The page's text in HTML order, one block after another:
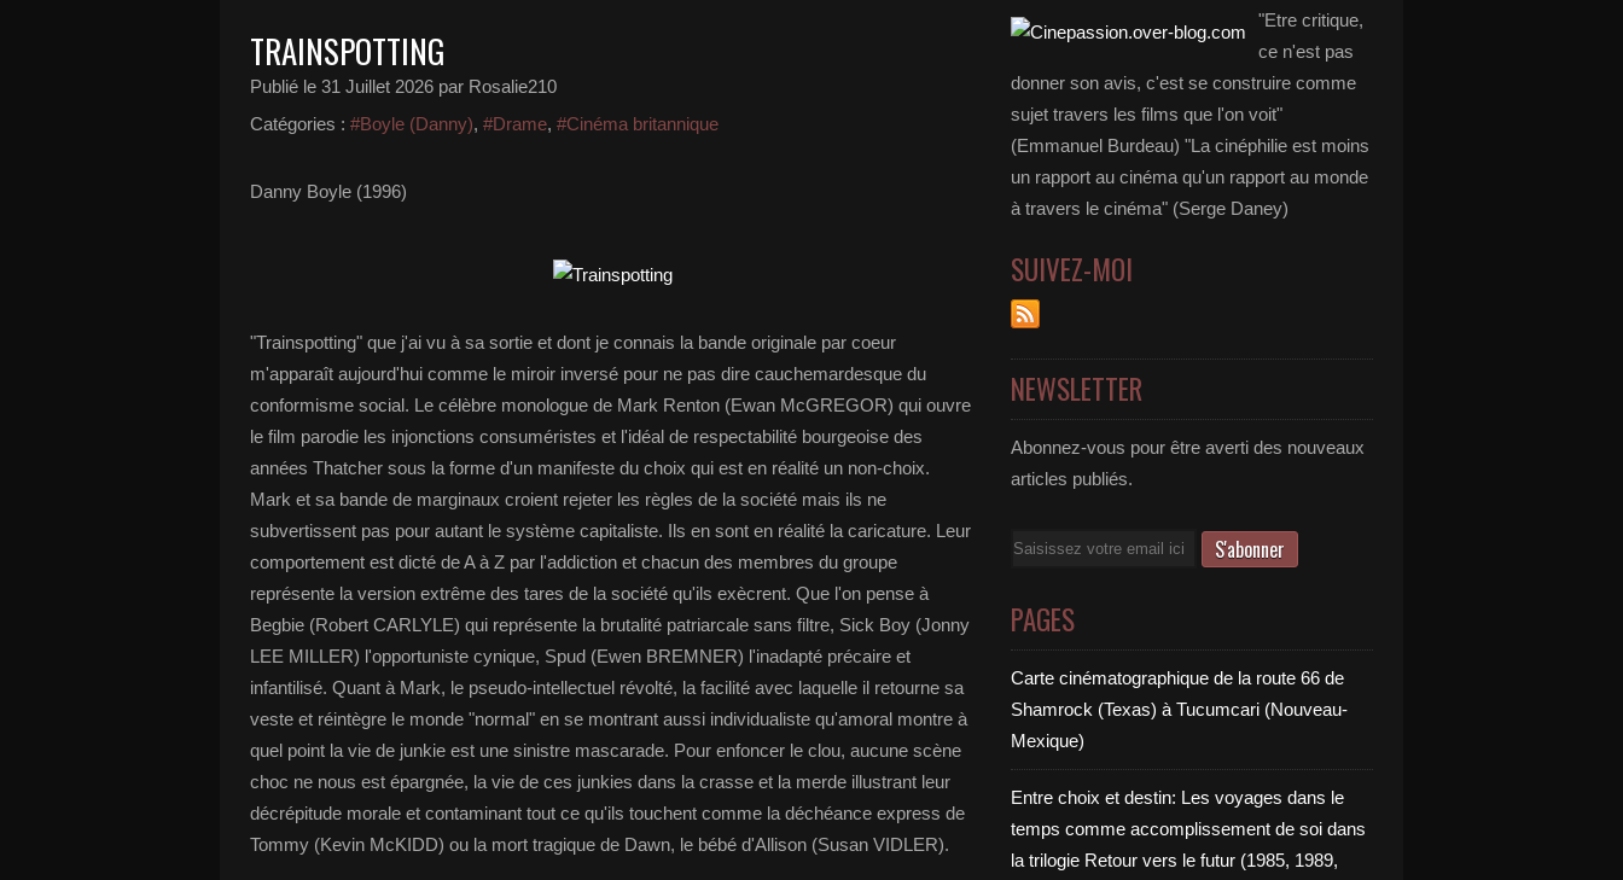
TRAINSPOTTING
Publié le 31 Juillet 2026 par Rosalie210
Catégories : #Boyle (Danny), #Drame, #Cinéma britannique
Danny Boyle (1996)
"Trainspotting" que j'ai vu à sa sortie et dont je connais la bande originale par coeur
m'apparaît aujourd'hui comme le miroir inversé pour ne pas dire cauchemardesque du
conformisme social. Le célèbre monologue de Mark Renton (Ewan McGREGOR) qui ouvre
le film parodie les injonctions consuméristes et l'idéal de respectabilité bourgeoise des
années Thatcher sous la forme d'un manifeste du choix qui est en réalité un non-choix.
Mark et sa bande de marginaux croient rejeter les règles de la société mais ils ne
subvertissent pas pour autant le système capitaliste. Ils en sont en réalité la caricature. Leur
comportement est dicté de A à Z par l'addiction et chacun des membres du groupe
représente la version extrême des tares de la société qu'ils exècrent. Que l'on pense à
Begbie (Robert CARLYLE) qui représente la brutalité patriarcale sans filtre, Sick Boy (Jonny
LEE MILLER) l'opportuniste cynique, Spud (Ewen BREMNER) l'inadapté précaire et
infantilisé. Quant à Mark, le pseudo-intellectuel révolté, la facilité avec laquelle il retourne sa
veste et réintègre le monde "normal" en se montrant aussi individualiste qu'amoral montre à
quel point la vie de junkie est une sinistre mascarade. Pour enfoncer le clou, aucune scène
choc ne nous est épargnée, la vie de ces junkies dans la crasse et la merde illustrant leur
décrépitude morale et contaminant tout ce qu'ils touchent comme la déchéance express de
Tommy (Kevin McKIDD) ou la mort tragique de Dawn, le bébé d'Allison (Susan VIDLER).
"Etre critique,
ce n'est pas
donner son avis, c'est se construire comme
sujet travers les films que l'on voit"
(Emmanuel Burdeau) "La cinéphilie est moins
un rapport au cinéma qu'un rapport au monde
à travers le cinéma" (Serge Daney)
SUIVEZ-MOI
NEWSLETTER
Abonnez-vous pour être averti des nouveaux
articles publiés.
Email
PAGES
Carte cinématographique de la route 66 de
Shamrock (Texas) à Tucumcari (Nouveau-
Mexique)
Entre choix et destin: Les voyages dans le
temps comme accomplissement de soi dans
la trilogie Retour vers le futur (1985, 1989,